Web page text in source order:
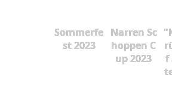
Sommerfe
st 2023
Narren Sc
hoppen C
up 2023
f